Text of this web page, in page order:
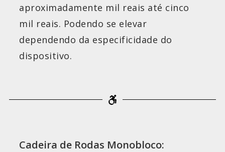
aproximadamente mil reais até cinco
mil reais. Podendo se elevar
dependendo da especificidade do
dispositivo.
Cadeira de Rodas Monobloco: